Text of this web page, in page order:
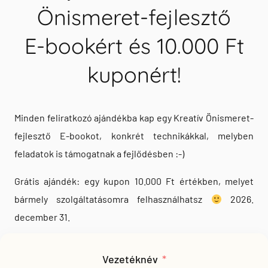
az üzleti mentorálás
és az online
networking?
Ha karaktert kellene mondanom, akkor inkább a
tanárok, mintsem a kereskedők. Az, aki szeretne
különlegeset, nem megszokott dolgot csinálni.
Szereti azt, hogy ne legyen határ, ne legyen limit
Önismeret-fejlesztő
E-bookért és 10.000 Ft
kuponért!
Minden feliratkozó ajándékba kap egy Kreatív Önismeret-
fejlesztő E-bookot, konkrét technikákkal, melyben
feladatok is támogatnak a fejlődésben :-)
Grátis ajándék: egy kupon 10.000 Ft értékben, melyet
bármely szolgáltatásomra felhasználhatsz
2026.
december 31.
Vezetéknév